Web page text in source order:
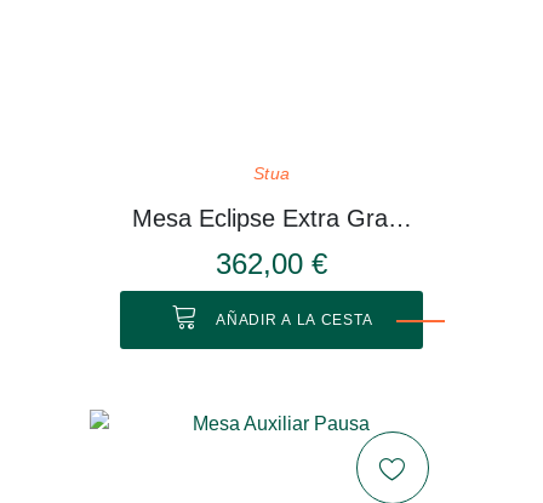
Stua
Mesa Eclipse Extra Grande
362,00 €
AÑADIR A LA CESTA